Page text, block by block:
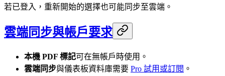
若已登入，重新開始的選擇也可能同步至雲端。
雲端同步與帳戶要求
本機 PDF 標記可在無帳戶時使用。
雲端同步與儀表板資料庫需要 Pro 試用或訂閱 。